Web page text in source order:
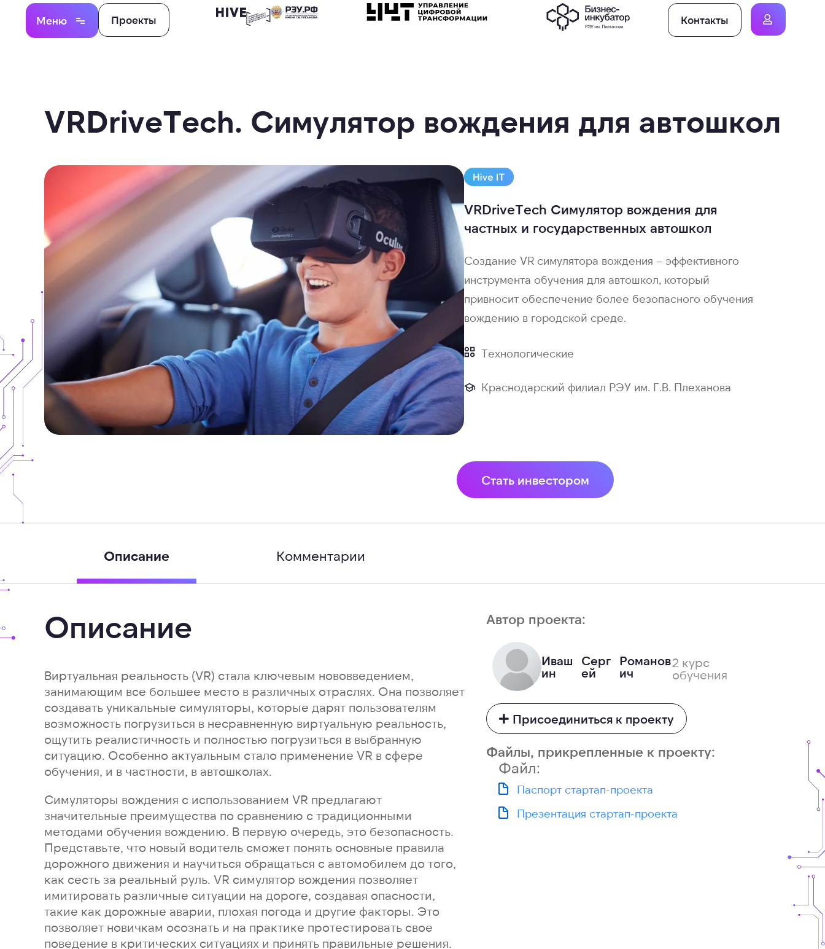
Меню Проекты Контакты
VRDriveTech. Симулятор вождения для автошкол
VRDriveTech Симулятор вождения для
частных и государственных автошкол
Создание VR симулятора вождения – эффективного
инструмента обучения для автошкол, который
привносит обеспечение более безопасного обучения
вождению в городской среде.
Технологические
Краснодарский филиал РЭУ им. Г.В. Плеханова
Стать инвестором
Описание Комментарии
Описание
Виртуальная реальность (VR) стала ключевым нововведением,
занимающим все большее место в различных отраслях. Она позволяет
создавать уникальные симуляторы, которые дарят пользователям
возможность погрузиться в несравненную виртуальную реальность,
ощутить реалистичность и полностью погрузиться в выбранную
ситуацию. Особенно актуальным стало применение VR в сфере
обучения, и в частности, в автошколах.
Симуляторы вождения с использованием VR предлагают
значительные преимущества по сравнению с традиционными
методами обучения вождению. В первую очередь, это безопасность.
Представьте, что новый водитель сможет понять основные правила
дорожного движения и научиться обращаться с автомобилем до того,
как сесть за реальный руль. VR симулятор вождения позволяет
имитировать различные ситуации на дороге, создавая опасности,
такие как дорожные аварии, плохая погода и другие факторы. Это
позволяет новичкам осознать и на практике протестировать свое
поведение в критических ситуациях и принять правильные решения.
Автор проекта:
Иваш
ин
Серг
ей
Романов
ич
2 курс
обучения
Присоединиться к проекту
Файлы, прикрепленные к проекту:
Файл:
Паспорт стартап-проекта
Презентация стартап-проекта